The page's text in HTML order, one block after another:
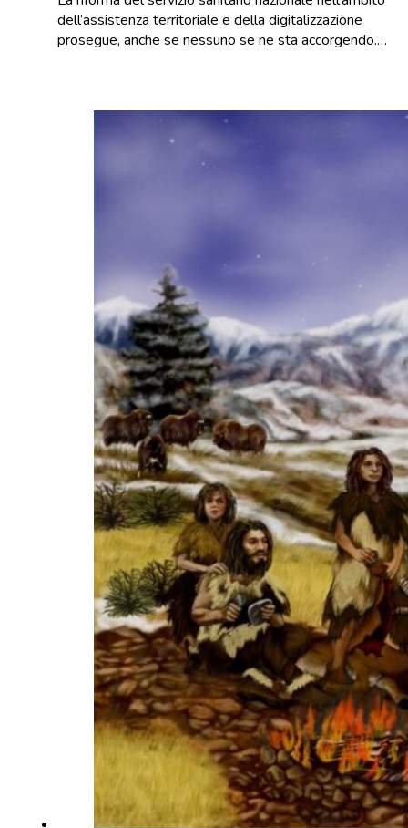
dell’assistenza territoriale e della digitalizzazione
prosegue, anche se nessuno se ne sta accorgendo.…